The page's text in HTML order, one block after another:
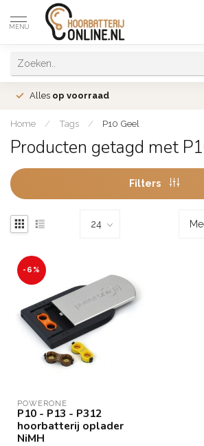
MENU
Alles op voorraad
Home / Tags / P10 Geel
Producten getagd met
Filters
-6%
POWERONE
P10 - P13 - P312
hoorbatterij oplader
NiMH